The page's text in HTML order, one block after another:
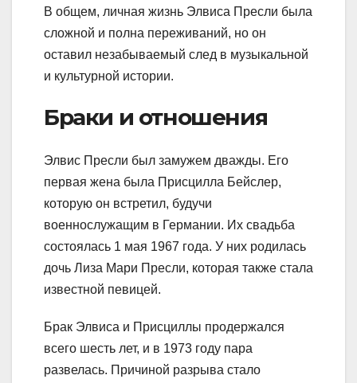
В общем, личная жизнь Элвиса Пресли была
сложной и полна переживаний, но он
оставил незабываемый след в музыкальной
и культурной истории.
Браки и отношения
Элвис Пресли был замужем дважды. Его
первая жена была Присцилла Бейслер,
которую он встретил, будучи
военнослужащим в Германии. Их свадьба
состоялась 1 мая 1967 года. У них родилась
дочь Лиза Мари Пресли, которая также стала
известной певицей.
Брак Элвиса и Присциллы продержался
всего шесть лет, и в 1973 году пара
развелась. Причиной разрыва стало